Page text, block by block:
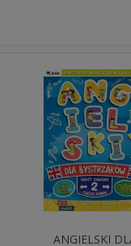
ANGIELSKI